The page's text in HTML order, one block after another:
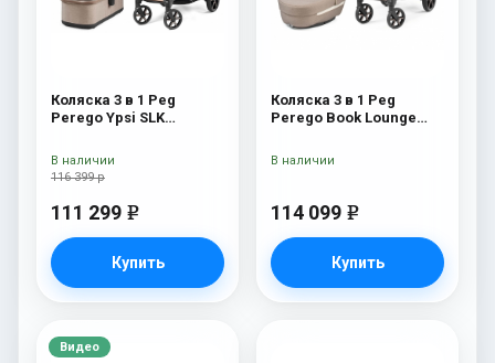
Коляска 3 в 1 Peg
Perego Ypsi SLK
116 399 р
111 299 e
Купить
В наличии
Коляска 3 в 1 Peg
Perego Book Lounge
114 099 e
Купить
В наличии
Видео